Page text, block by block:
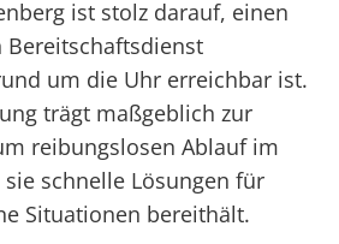
ist stolz darauf, einen
um die Uhr erreichbar ist.
trägt maßgeblich zur
reibungslosen Ablauf im
schnelle Lösungen für
Situationen bereithält.